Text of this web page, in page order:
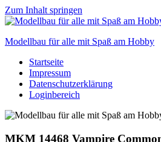
Zum Inhalt springen
Modellbau für alle mit Spaß am Hobby
Scale
modelling
to
Startseite
Impressum
Datenschutzerklärung
Loginbereich
MKM 14468 Vampire